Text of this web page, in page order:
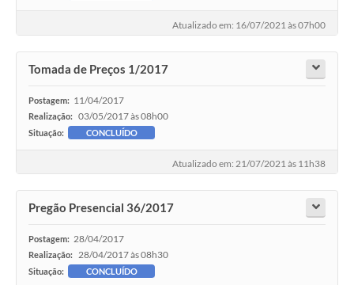
Atualizado em: 16/07/2021 às 07h00
Tomada de Preços 1/2017
Postagem: 11/04/2017
Realização: 03/05/2017 às 08h00
Situação: CONCLUÍDO
Atualizado em: 21/07/2021 às 11h38
Pregão Presencial 36/2017
Postagem: 28/04/2017
Realização: 28/04/2017 às 08h30
Situação: CONCLUÍDO